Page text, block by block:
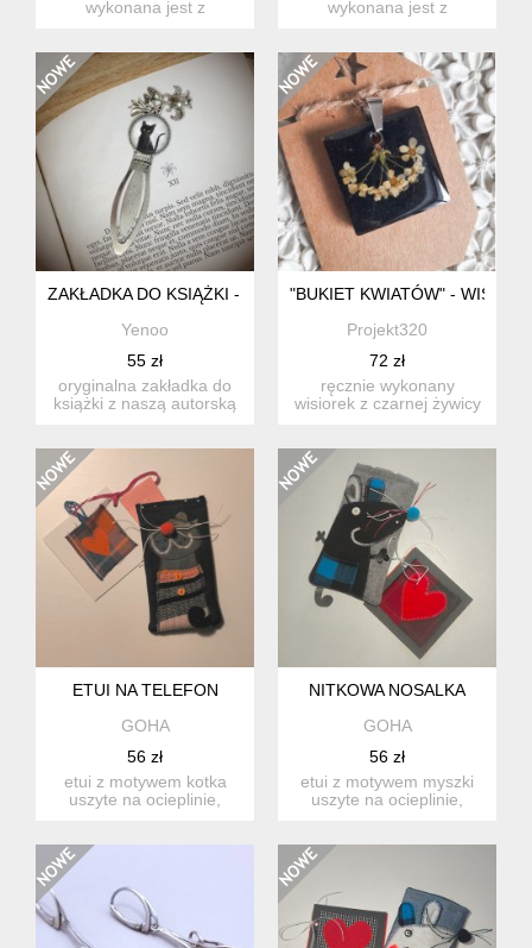
wykonana jest z
wykonana jest z
ZAKŁADKA DO KSIĄŻKI - CZARNY KOT - LILIA
Yenoo
55 zł
oryginalna zakładka do
książki z naszą autorską
"BUKIET KWIATÓW" -
Projekt320
72 zł
ręcznie wykonany
wisiorek z czarnej żywicy
ETUI NA TELEFON
GOHA
56 zł
etui z motywem kotka
uszyte na ocieplinie,
NITKOWA NOSALKA
GOHA
56 zł
etui z motywem myszki
uszyte na ocieplinie,